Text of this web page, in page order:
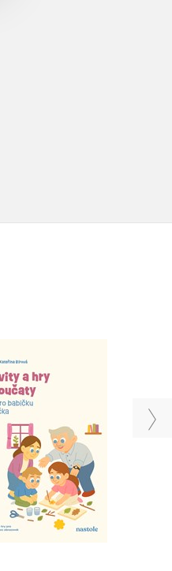
Aktivity a hry s
vnoučaty
Kateřina Bírová
Do košíku
399 Kč
319 Kč